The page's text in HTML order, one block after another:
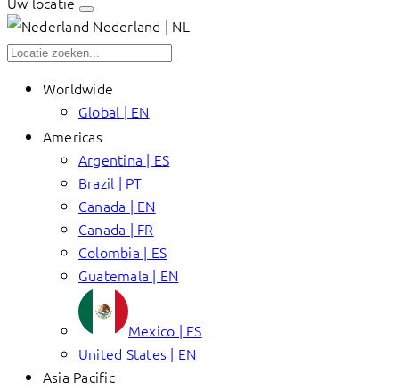
Nederland | NL
Worldwide
Global | EN
Americas
Argentina | ES
Brazil | PT
Canada | EN
Canada | FR
Colombia | ES
Guatemala | EN
Mexico | ES
United States | EN
Asia Pacific